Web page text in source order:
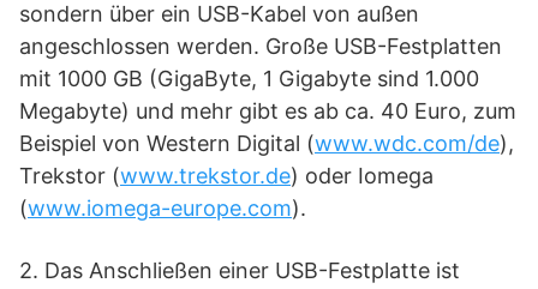
sondern über ein USB-Kabel von außen
angeschlossen werden. Große USB-Festplatten
mit 1000 GB (GigaByte, 1 Gigabyte sind 1.000
Megabyte) und mehr gibt es ab ca. 40 Euro, zum
Beispiel von Western Digital (www.wdc.com/de),
Trekstor (www.trekstor.de) oder Iomega
(www.iomega-europe.com).
2. Das Anschließen einer USB-Festplatte ist